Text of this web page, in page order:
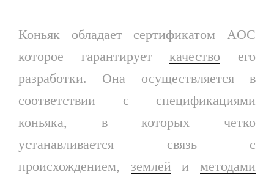
Коньяк обладает сертификатом AOC
которое гарантируеткачество его
разработки. Она осуществляется в
соответствии с спецификациями
коньяка, в которых четко
устанавливается связь с
происхождением, землей иметодами